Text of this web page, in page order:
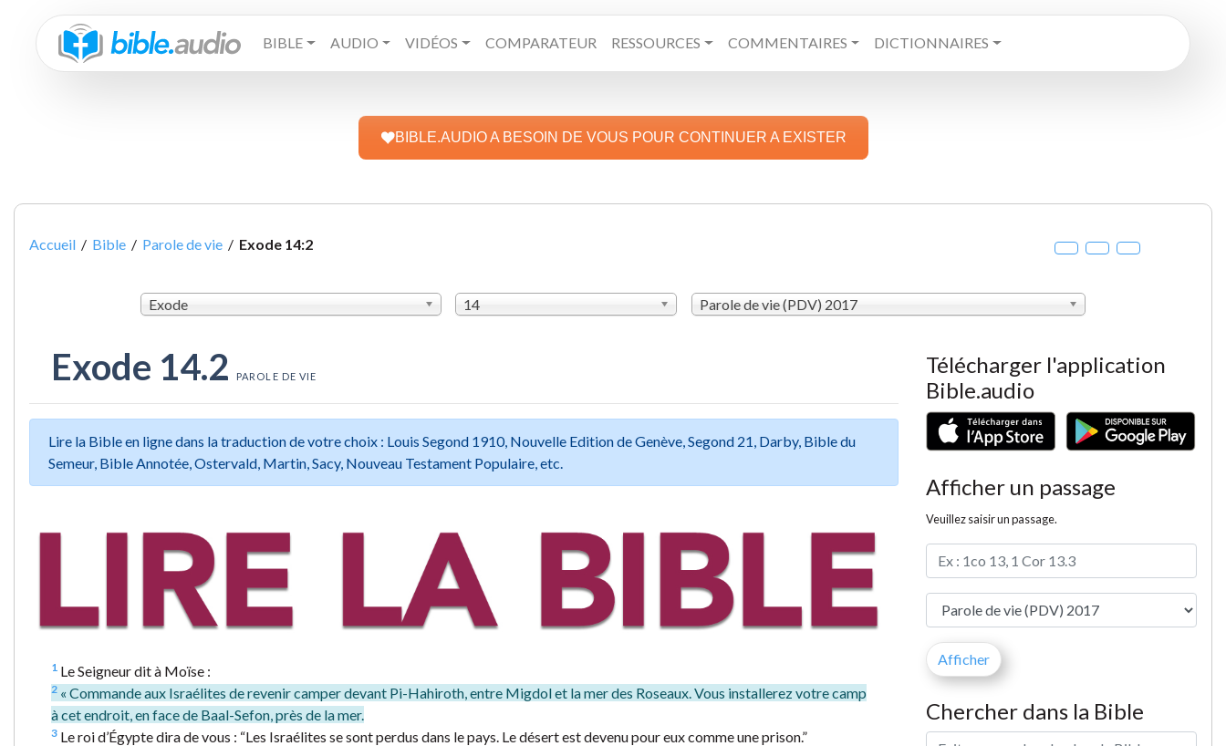
BIBLE AUDIO VIDÉOS COMPARATEUR RESSOURCES COMMENTAIRES DICTIONNAIRES
BIBLE.AUDIO A BESOIN DE VOUS POUR CONTINUER A EXISTER
Accueil / Bible / Parole de vie / Exode 14:2
Exode 14 Parole de vie (PDV) 2017
Exode 14.2 PAROLE DE VIE
Lire la Bible en ligne dans la traduction de votre choix : Louis Segond 1910, Nouvelle Edition de Genève, Segond 21, Darby, Bible du
Semeur, Bible Annotée, Ostervald, Martin, Sacy, Nouveau Testament Populaire, etc.
1 Le Seigneur dit à Moïse :
2 « Commande aux Israélites de revenir camper devant Pi-Hahiroth, entre Migdol et la mer des Roseaux. Vous installerez votre camp
à cet endroit, en face de Baal-Sefon, près de la mer.
3 Le roi d’Égypte dira de vous : “Les Israélites se sont perdus dans le pays. Le désert est devenu pour eux comme une prison.”
Télécharger l'application
Bible.audio
Afficher un passage
Veuillez saisir un passage.
Chercher dans la Bible